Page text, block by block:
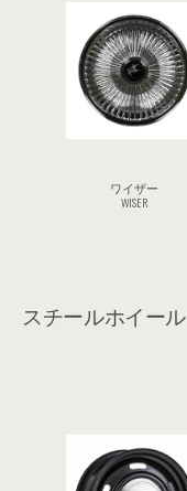
ワイザー
WISER
スチールホイール